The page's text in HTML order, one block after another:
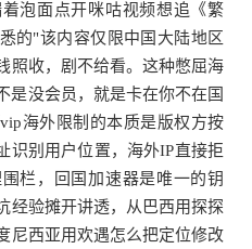
泡面点开咪咕视频想追《繁
的"该内容仅限中国大陆地区
照收，剧不给看。这种憋屈海
没会员，就是卡在你不在国
海外限制的本质是版权方按
识别用户位置，海外IP直接拒
栏，回国加速器是唯一的钥
经验摊开讲透，从巴西用探探
尼西亚用欢遇怎么把定位修改